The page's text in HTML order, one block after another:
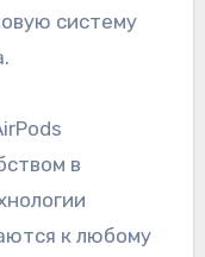
систему
в
к любому